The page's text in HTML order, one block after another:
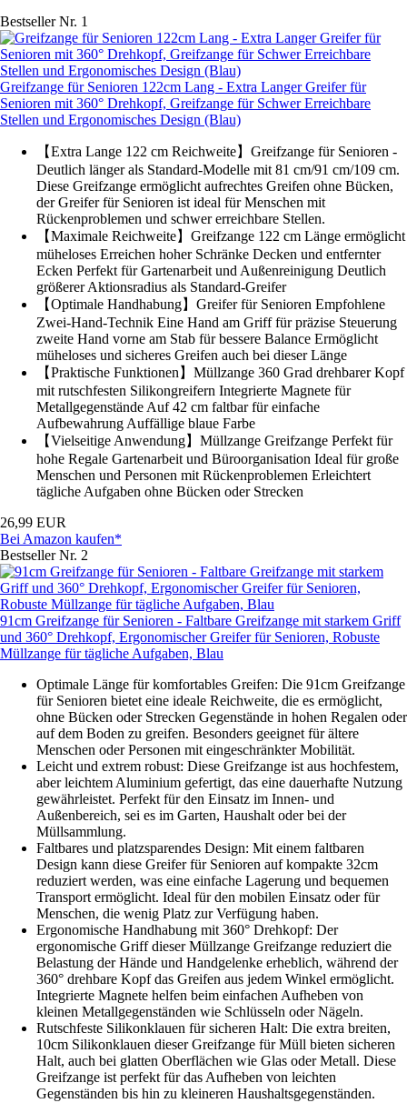
Bestseller Nr. 1
Greifzange für Senioren 122cm Lang - Extra Langer Greifer für
Senioren mit 360° Drehkopf, Greifzange für Schwer Erreichbare
Stellen und Ergonomisches Design (Blau)
【Extra Lange 122 cm Reichweite】Greifzange für Senioren -
Deutlich länger als Standard-Modelle mit 81 cm/91 cm/109 cm.
Diese Greifzange ermöglicht aufrechtes Greifen ohne Bücken,
der Greifer für Senioren ist ideal für Menschen mit
Rückenproblemen und schwer erreichbare Stellen.
【Maximale Reichweite】Greifzange 122 cm Länge ermöglicht
müheloses Erreichen hoher Schränke Decken und entfernter
Ecken Perfekt für Gartenarbeit und Außenreinigung Deutlich
größerer Aktionsradius als Standard-Greifer
【Optimale Handhabung】Greifer für Senioren Empfohlene
Zwei-Hand-Technik Eine Hand am Griff für präzise Steuerung
zweite Hand vorne am Stab für bessere Balance Ermöglicht
müheloses und sicheres Greifen auch bei dieser Länge
【Praktische Funktionen】Müllzange 360 Grad drehbarer Kopf
mit rutschfesten Silikongreifern Integrierte Magnete für
Metallgegenstände Auf 42 cm faltbar für einfache
Aufbewahrung Auffällige blaue Farbe
【Vielseitige Anwendung】Müllzange Greifzange Perfekt für
hohe Regale Gartenarbeit und Büroorganisation Ideal für große
Menschen und Personen mit Rückenproblemen Erleichtert
tägliche Aufgaben ohne Bücken oder Strecken
26,99 EUR
Bei Amazon kaufen*
Bestseller Nr. 2
91cm Greifzange für Senioren - Faltbare Greifzange mit starkem Griff
und 360° Drehkopf, Ergonomischer Greifer für Senioren, Robuste
Müllzange für tägliche Aufgaben, Blau
Optimale Länge für komfortables Greifen: Die 91cm Greifzange
für Senioren bietet eine ideale Reichweite, die es ermöglicht,
ohne Bücken oder Strecken Gegenstände in hohen Regalen oder
auf dem Boden zu greifen. Besonders geeignet für ältere
Menschen oder Personen mit eingeschränkter Mobilität.
Leicht und extrem robust: Diese Greifzange ist aus hochfestem,
aber leichtem Aluminium gefertigt, das eine dauerhafte Nutzung
gewährleistet. Perfekt für den Einsatz im Innen- und
Außenbereich, sei es im Garten, Haushalt oder bei der
Müllsammlung.
Faltbares und platzsparendes Design: Mit einem faltbaren
Design kann diese Greifer für Senioren auf kompakte 32cm
reduziert werden, was eine einfache Lagerung und bequemen
Transport ermöglicht. Ideal für den mobilen Einsatz oder für
Menschen, die wenig Platz zur Verfügung haben.
Ergonomische Handhabung mit 360° Drehkopf: Der
ergonomische Griff dieser Müllzange Greifzange reduziert die
Belastung der Hände und Handgelenke erheblich, während der
360° drehbare Kopf das Greifen aus jedem Winkel ermöglicht.
Integrierte Magnete helfen beim einfachen Aufheben von
kleinen Metallgegenständen wie Schlüsseln oder Nägeln.
Rutschfeste Silikonklauen für sicheren Halt: Die extra breiten,
10cm Silikonklauen dieser Greifzange für Müll bieten sicheren
Halt, auch bei glatten Oberflächen wie Glas oder Metall. Diese
Greifzange ist perfekt für das Aufheben von leichten
Gegenständen bis hin zu kleineren Haushaltsgegenständen.